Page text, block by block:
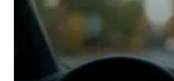
24 novembre 2025